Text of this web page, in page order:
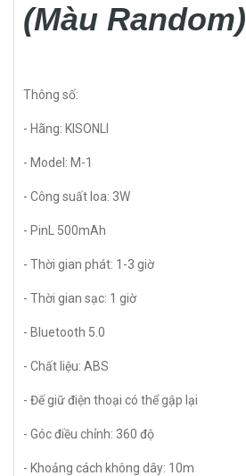
(Màu Random)
Thông số:
- Hãng: KISONLI
- Model: M-1
- Công suất loa: 3W
- PinL 500mAh
- Thời gian phát: 1-3 giờ
- Thời gian sạc: 1 giờ
- Bluetooth 5.0
- Chất liệu: ABS
- Đế giữ điện thoại có thể gập lại
- Góc điều chỉnh: 360 độ
- Khoảng cách không dây: 10m